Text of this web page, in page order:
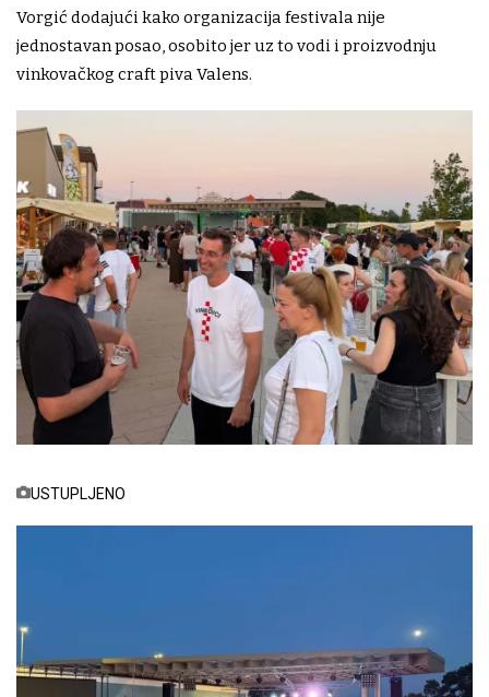
Vorgić dodajući kako organizacija festivala nije
jednostavan posao, osobito jer uz to vodi i proizvodnju
vinkovačkog craft piva Valens.
USTUPLJENO